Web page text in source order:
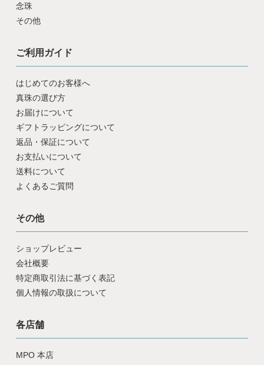
念珠
その他
ご利用ガイド
はじめてのお客様へ
真珠の選び方
お届けについて
ギフトラッピングについて
返品・保証について
お支払いについて
送料について
よくあるご質問
その他
ショップレビュー
会社概要
特定商取引法に基づく表記
個人情報の取扱について
各店舗
MPO 本店